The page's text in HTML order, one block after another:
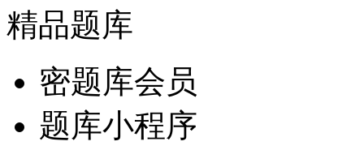
精品题库
密题库会员
题库小程序